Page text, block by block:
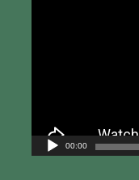
00:00